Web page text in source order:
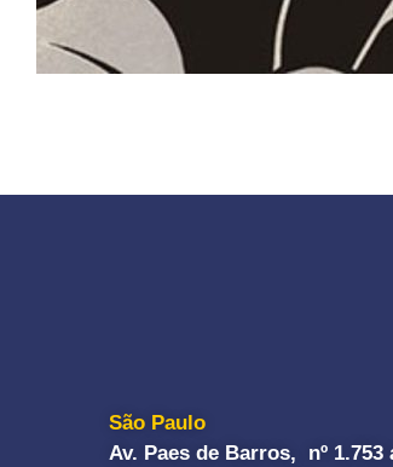
São Paulo
Av. Paes de Barros, nº 1.753